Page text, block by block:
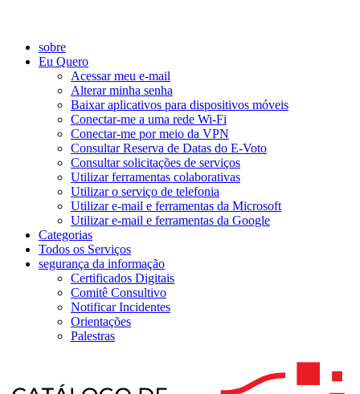
sobre
Eu Quero
Acessar meu e-mail
Alterar minha senha
Baixar aplicativos para dispositivos móveis
Conectar-me a uma rede Wi-Fi
Conectar-me por meio da VPN
Consultar Reserva de Datas do E-Voto
Consultar solicitações de serviços
Utilizar ferramentas colaborativas
Utilizar o serviço de telefonia
Utilizar e-mail e ferramentas da Microsoft
Utilizar e-mail e ferramentas da Google
Categorias
Todos os Serviços
segurança da informação
Certificados Digitais
Comitê Consultivo
Notificar Incidentes
Orientações
Palestras